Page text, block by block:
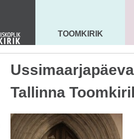
MAARJA KIRIK
TOOMKIRIK
Tallinna